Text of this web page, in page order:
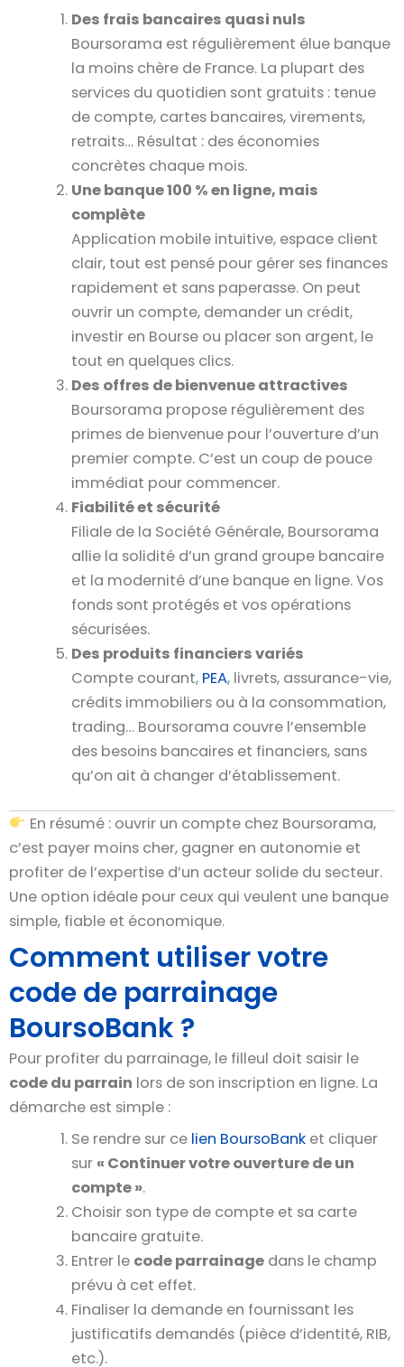
Des frais bancaires quasi nuls
Boursorama est régulièrement élue banque
la moins chère de France. La plupart des
services du quotidien sont gratuits : tenue
de compte, cartes bancaires, virements,
retraits… Résultat : des économies
concrètes chaque mois.
Une banque 100 % en ligne, mais
complète
Application mobile intuitive, espace client
clair, tout est pensé pour gérer ses finances
rapidement et sans paperasse. On peut
ouvrir un compte, demander un crédit,
investir en Bourse ou placer son argent, le
tout en quelques clics.
Des offres de bienvenue attractives
Boursorama propose régulièrement des
primes de bienvenue pour l’ouverture d’un
premier compte. C’est un coup de pouce
immédiat pour commencer.
Fiabilité et sécurité
Filiale de la Société Générale, Boursorama
allie la solidité d’un grand groupe bancaire
et la modernité d’une banque en ligne. Vos
fonds sont protégés et vos opérations
sécurisées.
Des produits financiers variés
Compte courant, PEA, livrets, assurance-vie,
crédits immobiliers ou à la consommation,
trading… Boursorama couvre l’ensemble
des besoins bancaires et financiers, sans
qu’on ait à changer d’établissement.
En résumé : ouvrir un compte chez Boursorama,
c’est payer moins cher, gagner en autonomie et
profiter de l’expertise d’un acteur solide du secteur.
Une option idéale pour ceux qui veulent une banque
simple, fiable et économique.
Comment utiliser votre
code de parrainage
BoursoBank ?
Pour profiter du parrainage, le filleul doit saisir le
code du parrain lors de son inscription en ligne. La
démarche est simple :
Se rendre sur ce lien BoursoBank et cliquer
sur « Continuer votre ouverture de un
compte ».
Choisir son type de compte et sa carte
bancaire gratuite.
Entrer le code parrainage dans le champ
prévu à cet effet.
Finaliser la demande en fournissant les
justificatifs demandés (pièce d’identité, RIB,
etc.).